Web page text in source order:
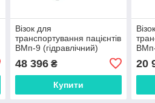
Візок для
транспортування пацієнтів
ВМп-9 (гідравлічний)
48 396₴
Купити
20